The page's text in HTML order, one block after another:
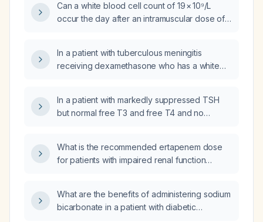
Can a white blood cell count of 19 × 10⁹/L
occur the day after an intramuscular dose of
In a patient with tuberculous meningitis
receiving dexamethasone who has a white
In a patient with markedly suppressed TSH
but normal free T3 and free T4 and no
What is the recommended ertapenem dose
for patients with impaired renal function
What are the benefits of administering sodium
bicarbonate in a patient with diabetic